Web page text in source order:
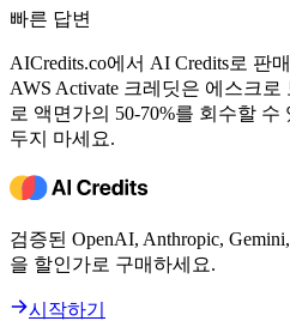
빠른 답변
AICredits.co에서 AI Credits로 판
AWS Activate 크레딧은 에스크
로 액면가의 50-70%를 회수할
두지 마세요.
검증된 OpenAI, Anthropic,
을 할인가로 구매하세요.
시작하기